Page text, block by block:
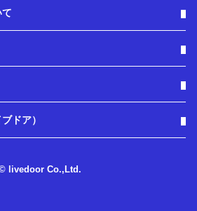
ドア）
livedoor Co.,Ltd.